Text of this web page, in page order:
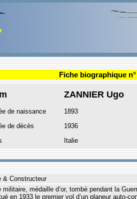
Fiche biographique n°
ZANNIER Ugo
de naissance
1893
de décès
1936
Italie
& Constructeur
militaire, médaille d’or, tombé pendant la
en 1933 le premier vol d’un planeur auto-